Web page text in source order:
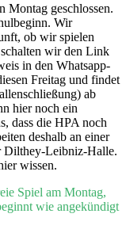
Montag geschlossen.
Wir
ob wir spielen
wir den Link
in den Whatsapp-
Freitag und findet
ab
hier noch ein
dass die HPA noch
deshalb an einer
Dilthey-Leibniz-Halle.
wissen.
Spiel am Montag,
wie angekündigt